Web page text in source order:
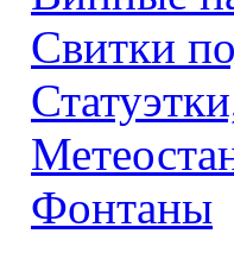
Свитки
Фонтаны